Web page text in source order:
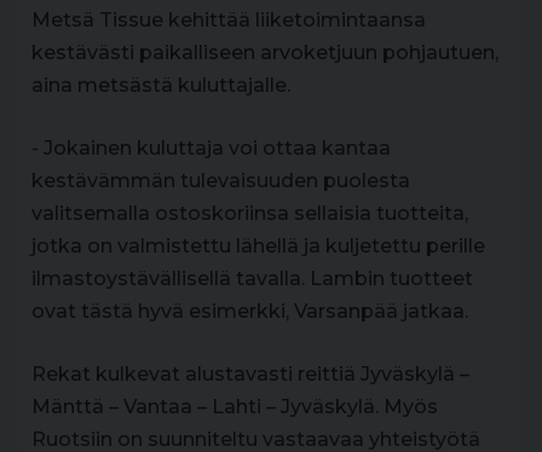
Metsä Tissue kehittää liiketoimintaansa
kestävästi paikalliseen arvoketjuun pohjautuen,
aina metsästä kuluttajalle.
- Jokainen kuluttaja voi ottaa kantaa
kestävämmän tulevaisuuden puolesta
valitsemalla ostoskoriinsa sellaisia tuotteita,
jotka on valmistettu lähellä ja kuljetettu perille
ilmastoystävällisellä tavalla. Lambin tuotteet
ovat tästä hyvä esimerkki, Varsanpää jatkaa.
Rekat kulkevat alustavasti reittiä Jyväskylä –
Mänttä – Vantaa – Lahti – Jyväskylä. Myös
Ruotsiin on suunniteltu vastaavaa yhteistyötä